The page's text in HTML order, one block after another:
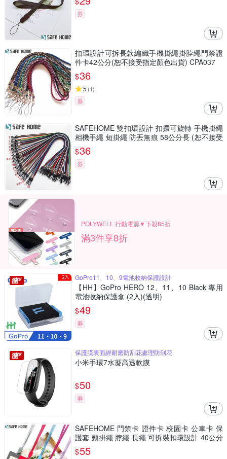
券
扣環設計可拆長款編織手機掛繩掛脖繩門禁證
件卡42公分(恕不接受指定顏色出貨) CPA037
$36
5 (1)
券
SAFEHOME 雙扣環設計 扣擐可旋轉 手機掛繩
相機手繩 短掛繩 防丟無痕 58公分長 (恕不接受
指定顏色出貨) CPA034
$36
券
POLYWELL 行動電源▼下殺85折
滿3件享8折
GoPro11、10、9電池收納保護設計
【HH】GoPro HERO 12、11、10 Black 專用
電池收納保護盒 (2入)(透明)
$49
券
保護膜表面經耐磨防刮花處理防刮花
小米手環7水凝高透軟膜
$50
券
SAFEHOME 門禁卡 證件卡 校園卡 公車卡 保
護套 頸掛繩 脖繩 長繩 可拆裝扣環設計 40公分
長 (恕不接受指定顏色出貨) CPA032
$55